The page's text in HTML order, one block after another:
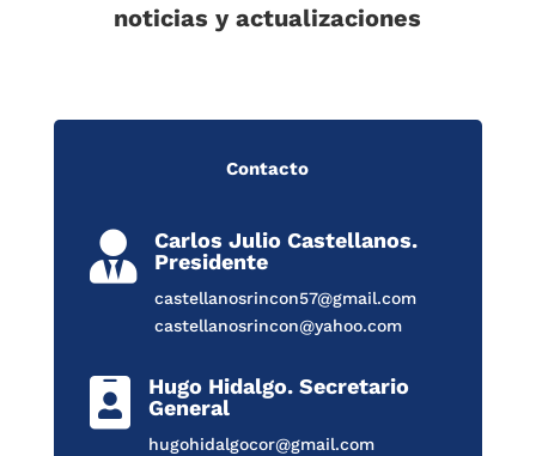
noticias y actualizaciones
Contacto

Carlos Julio Castellanos.
Presidente
castellanosrincon57@gmail.com
castellanosrincon@yahoo.com

Hugo Hidalgo. Secretario
General
hugohidalgocor@gmail.com